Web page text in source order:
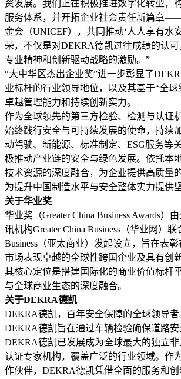
资发展。我们正在积极推进数字化转型，
服务体系，并开拓企业社会责任新篇章
金会（UNICEF），共同推动‘人人享有水
荣，不仅是对DEKRA德凯过往成绩的认
专业精神和创新驱动战略的激励。”
“大中华区杰出企业奖”进一步彰显了
业标杆的行业领导地位，以及其基于“全球
卓越管理能力和持续创新实力。
作为全球领先的第三方检验、检测与认证
始终践行安全与可持续发展的使命，持续
动驾驶、新能源、标准制定、ESG服务等
极推动产业链的安全与绿色发展。依托本
技术资源的深度融合，为企业提供高质量
为提升中国制造水平与安全整体实力提供
关于华业奖
华业奖（Greater China Business Awards）
讯机构Greater China Business（华业网）联
Business（亚太商业）发起设立，旨在表
市场表现卓越的全球性跨国企业及具有创
其核心定位是搭建国际化的商业价值标杆
与全球商业生态的深度融合。
关于DEKRA德凯
DEKRA德凯，百年安全保障的全球领导者
DEKRA德凯旨在通过车辆检验确保道路安
DEKRA德凯已发展成为全球最大的独立
认证专家机构，覆盖广泛的行业领域。作
作伙伴，DEKRA德凯凭借全面的服务和